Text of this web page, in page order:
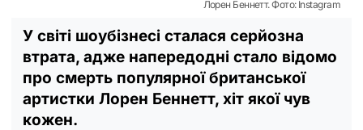
Лорен Беннетт. Фото: Instagram
У світі шоубізнесі сталася серйозна
втрата, адже напередодні стало відомо
про смерть популярної британської
артистки Лорен Беннетт, хіт якої чув
кожен.